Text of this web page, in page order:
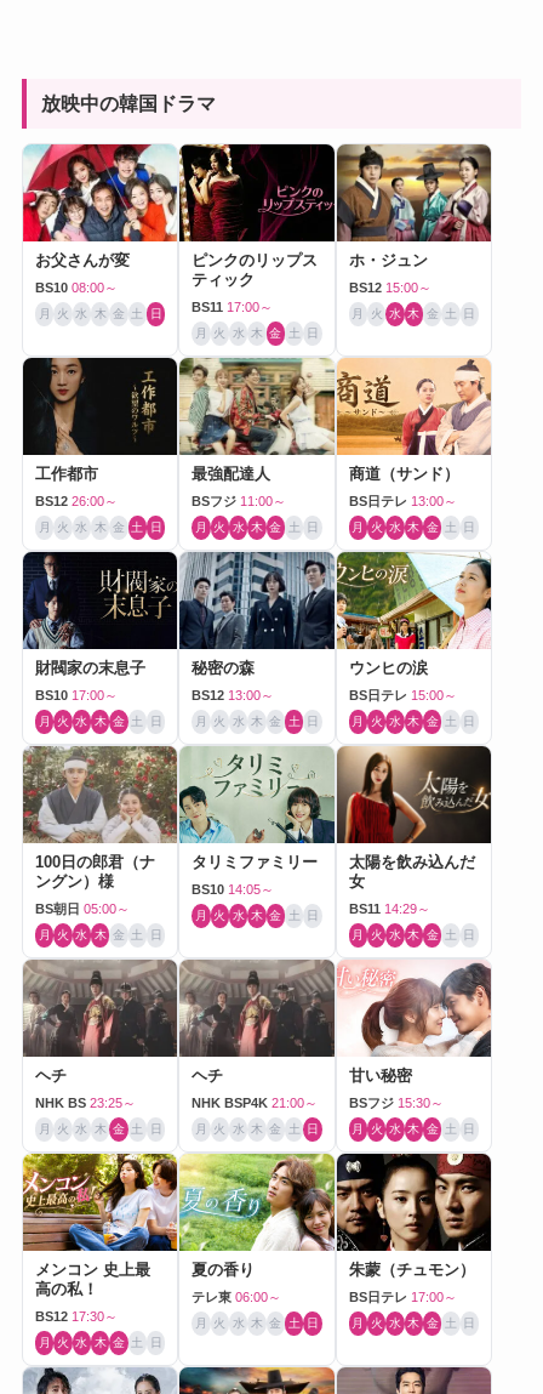
放映中の韓国ドラマ
お父さんが変
BS10 08:00～
月 火 水 木 金 土 日
ピンクのリップス
ティック
BS11 17:00～
月 火 水 木 金 土 日
ホ・ジュン
BS12 15:00～
月 火 水 木 金 土 日
工作都市
BS12 26:00～
月 火 水 木 金 土 日
最強配達人
BSフジ 11:00～
月 火 水 木 金 土 日
商道（サンド）
BS日テレ 13:00～
月 火 水 木 金 土 日
財閥家の末息子
BS10 17:00～
月 火 水 木 金 土 日
秘密の森
BS12 13:00～
月 火 水 木 金 土 日
ウンヒの涙
BS日テレ 15:00～
月 火 水 木 金 土 日
100日の郎君（ナ
ングン）様
BS朝日 05:00～
月 火 水 木 金 土 日
タリミファミリー
BS10 14:05～
月 火 水 木 金 土 日
太陽を飲み込んだ
女
BS11 14:29～
月 火 水 木 金 土 日
ヘチ
NHK BS 23:25～
月 火 水 木 金 土 日
ヘチ
NHK BSP4K 21:00～
月 火 水 木 金 土 日
甘い秘密
BSフジ 15:30～
月 火 水 木 金 土 日
メンコン 史上最
高の私！
BS12 17:30～
月 火 水 木 金 土 日
夏の香り
テレ東 06:00～
月 火 水 木 金 土 日
朱蒙（チュモン）
BS日テレ 17:00～
月 火 水 木 金 土 日